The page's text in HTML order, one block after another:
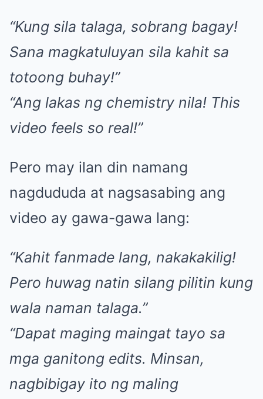
“Kung sila talaga, sobrang bagay!
Sana magkatuluyan sila kahit sa
totoong buhay!”
“Ang lakas ng chemistry nila! This
video feels so real!”
Pero may ilan din namang
nagdududa at nagsasabing ang
video ay gawa-gawa lang:
“Kahit fanmade lang, nakakakilig!
Pero huwag natin silang pilitin kung
wala naman talaga.”
“Dapat maging maingat tayo sa
mga ganitong edits. Minsan,
nagbibigay ito ng maling